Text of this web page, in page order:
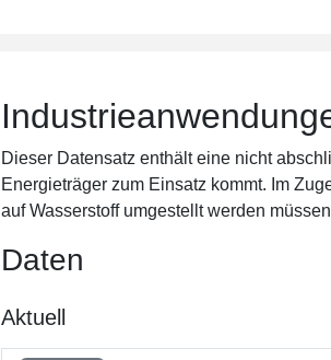
Dieser Datensatz enthält eine nicht
Energieträger zum Einsatz kommt. Im
auf Wasserstoff umgestellt werden
Daten
Aktuell